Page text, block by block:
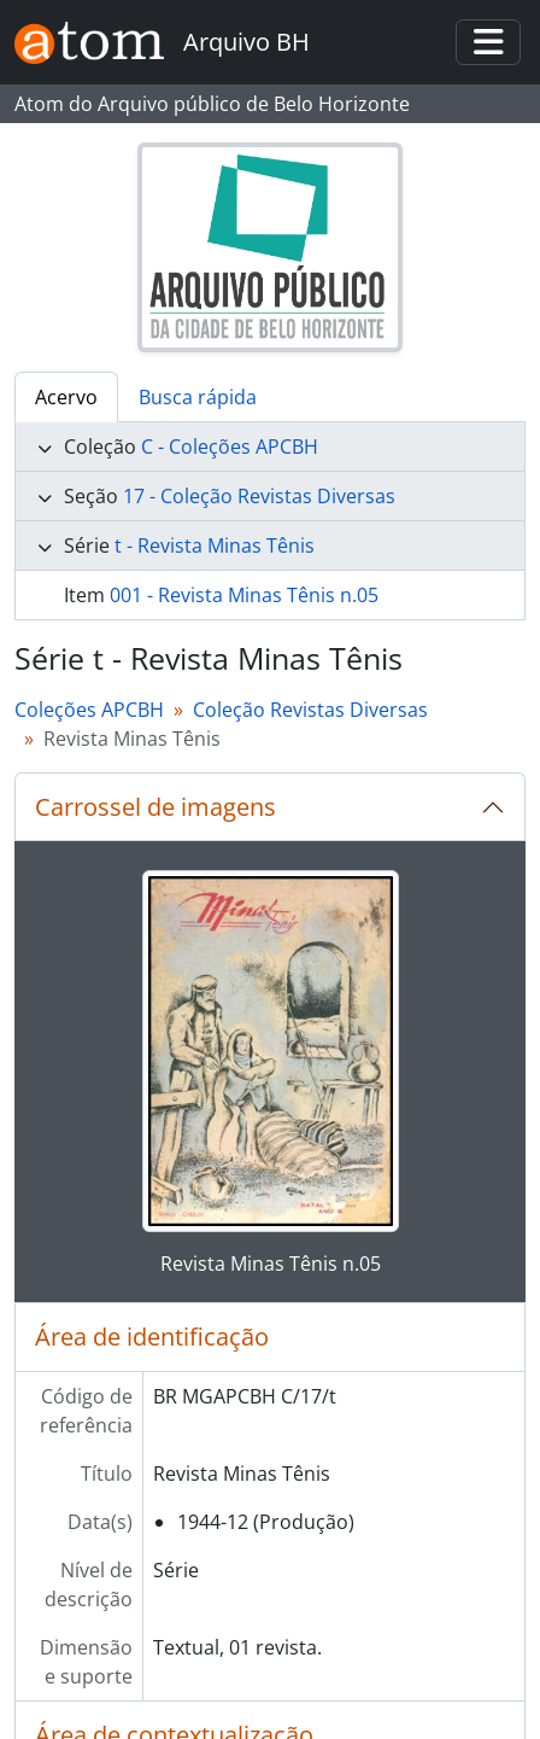
Skip to main content
Arquivo BH
Atom do Arquivo público de Belo Horizonte
Acervo
Busca rápida
Coleção C - Coleções APCBH
Seção 17 - Coleção Revistas Diversas
Sériet - Revista Minas Tênis
Item 001 - Revista Minas Tênis n.05
Série t - Revista Minas Tênis
Coleções APCBH
Coleção Revistas Diversas
Revista Minas Tênis
Carrossel de imagens
Ao alterar o slide atual deste carrossel, o título
Ao clicar no link deste título da descrição a
Revista Minas Tênis n.05
Área de identificação
Código de
referência
BR MGAPCBH C/17/t
Título
Revista Minas Tênis
Data(s)
1944-12 (Produção)
Nível de
descrição
Série
Dimensão
e suporte
Textual, 01 revista.